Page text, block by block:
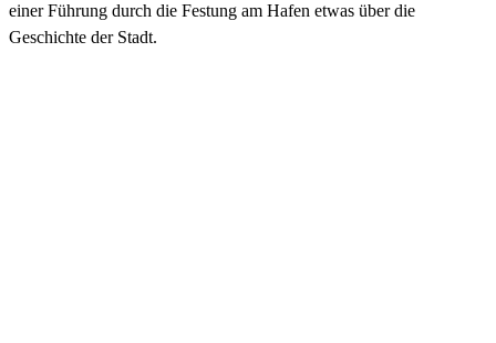
einer Führung durch die Festung am Hafen etwas über die
Geschichte der Stadt.